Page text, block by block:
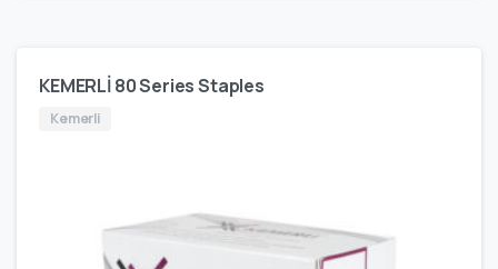
KEMERLİ 80 Series Staples
Kemerli